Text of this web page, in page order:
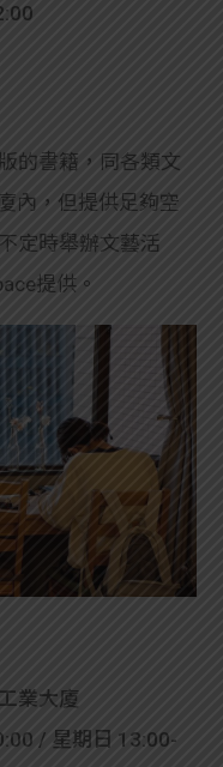
的書籍，同各類文
內，但提供足夠空
定時舉辦文藝活
提供。
業大廈
/ 星期日 13:00-